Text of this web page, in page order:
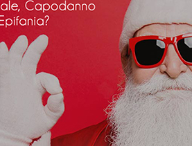
settore piccolissimo nelle
Latina. Guarda caso il
«Psicologia», guarda caso ero
mentre tutti si affollavano
l’ultimo romanzo di
Coelho, io stavo là,
impaurito tra i titoli che mi
Cercando una strada, un